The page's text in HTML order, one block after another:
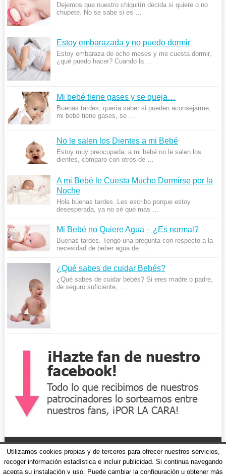
Dejemos que nuestro chiquitín decida si quiere o no
chupete. No se sabe si es …
Estoy embarazada y no puedo dormir
Estoy embaraza de ocho meses y me cuesta dormir,
¿qué puedo hacer? Cuando la …
Mi bebé tiene gases y se queja…
Buenas tardes, quería saber si pueden aconsejarme,
mi bebé tiene gases, se …
No le salen los Dientes a mi Bebé
Estoy muy preocupada, a mi bebé no le salen los
dientes, comparo con otros de …
A mi Bebé le Cuesta Mucho Dormirse por la
Noche
Hola buenas tardes. Les escribo porque estoy
desesperada, ya no sé qué más …
Mi Bebé no Quiere Agua – ¿Es normal?
Buenas tardes. Tengo una pregunta con respecto a la
necesidad de beber agua de …
¿Qué sabes de cuidar Bebés?
¿Qué sabes de cuidar bebés? Si eres madre o padre,
de seguro suficiente, …
Utilizamos cookies propias y de terceros para ofrecer nuestros servicios,
recoger información estadística e incluir publicidad. Si continua navegando
acepta su instalación y uso. Puede cambiar la configuración u obtener más